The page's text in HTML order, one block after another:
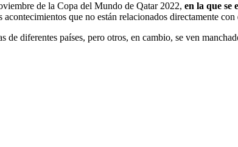
de la Copa del Mundo de Qatar 2022, en la que se
acontecimientos que no están relacionados directamente
diferentes países, pero otros, en cambio, se ven